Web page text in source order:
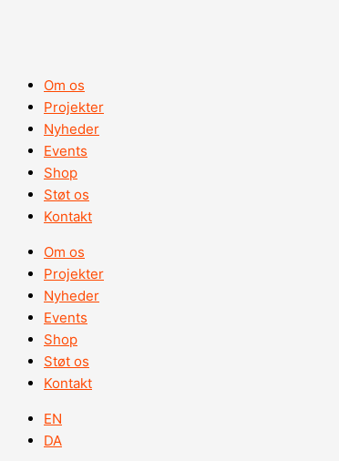
Om os
Projekter
Nyheder
Events
Shop
Støt os
Kontakt
Om os
Projekter
Nyheder
Events
Shop
Støt os
Kontakt
EN
DA